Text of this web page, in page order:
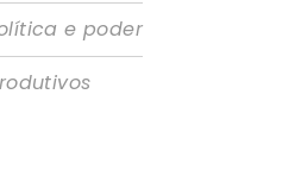
e poder